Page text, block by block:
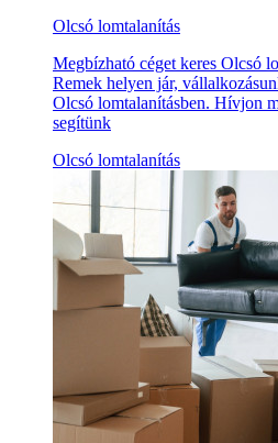
Olcsó lomtalanítás
Megbízható céget keres Olcsó
Remek helyen jár,
Olcsó lomtalanításben. Hívjon
segítünk
Olcsó lomtalanítás